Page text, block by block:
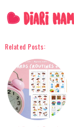
Related Posts: